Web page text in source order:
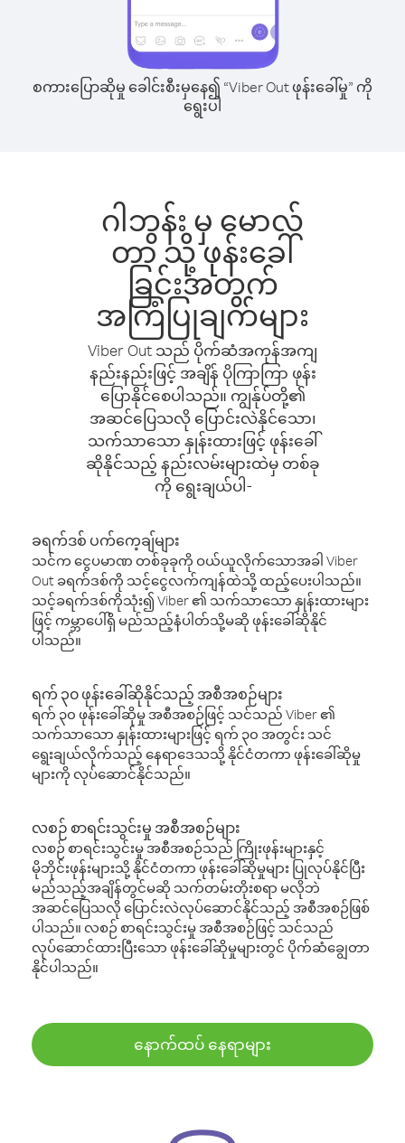
စကားပြောဆိုမှု ခေါင်းစီးမှနေ၍ “Viber Out ဖုန်းခေါ်မှု” ကို
ရွေးပါ
ဂါဘွန်း မှ မောလ်
တာ သို့ ဖုန်းခေါ်
ခြင်းအတွက်
အကြံပြုချက်များ
Viber Out သည် ပိုက်ဆံအကုန်အကျ
နည်းနည်းဖြင့် အချိန် ပိုကြာကြာ ဖုန်း
ပြောနိုင်စေပါသည်။ ကျွန်ုပ်တို့၏
အဆင်ပြေသလို ပြောင်းလဲနိုင်သော၊
သက်သာသော နှုန်းထားဖြင့် ဖုန်းခေါ်
ဆိုနိုင်သည့် နည်းလမ်းများထဲမှ တစ်ခု
ကို ရွေးချယ်ပါ-
ခရက်ဒစ် ပက်ကေ့ချ်များ
သင်က ငွေပမာဏ တစ်ခုခုကို ဝယ်ယူလိုက်သောအခါ Viber
Out ခရက်ဒစ်ကို သင့်ငွေလက်ကျန်ထဲသို့ ထည့်ပေးပါသည်။
သင့်ခရက်ဒစ်ကိုသုံး၍ Viber ၏ သက်သာသော နှုန်းထားများ
ဖြင့် ကမ္ဘာပေါ်ရှိ မည်သည့်နံပါတ်သို့မဆို ဖုန်းခေါ်ဆိုနိုင်
ပါသည်။
ရက် ၃၀ ဖုန်းခေါ်ဆိုနိုင်သည့် အစီအစဉ်များ
ရက် ၃၀ ဖုန်းခေါ်ဆိုမှု အစီအစဉ်ဖြင့် သင်သည် Viber ၏
သက်သာသော နှုန်းထားများဖြင့် ရက် ၃၀ အတွင်း သင်
ရွေးချယ်လိုက်သည့် နေရာဒေသသို့ နိုင်ငံတကာ ဖုန်းခေါ်ဆိုမှု
များကို လုပ်ဆောင်နိုင်သည်။
လစဉ် စာရင်းသွင်းမှု အစီအစဉ်များ
လစဉ် စာရင်းသွင်းမှု အစီအစဉ်သည် ကြိုးဖုန်းများနှင့်
မိုဘိုင်းဖုန်းများသို့ နိုင်ငံတကာ ဖုန်းခေါ်ဆိုမှုများ ပြုလုပ်နိုင်ပြီး
မည်သည့်အချိန်တွင်မဆို သက်တမ်းတိုးစရာ မလိုဘဲ
အဆင်ပြေသလို ပြောင်းလဲလုပ်ဆောင်နိုင်သည့် အစီအစဉ်ဖြစ်
ပါသည်။ လစဉ် စာရင်းသွင်းမှု အစီအစဉ်ဖြင့် သင်သည်
လုပ်ဆောင်ထားပြီးသော ဖုန်းခေါ်ဆိုမှုများတွင် ပိုက်ဆံချွေတာ
နိုင်ပါသည်။
နောက်ထပ် နေရာများ